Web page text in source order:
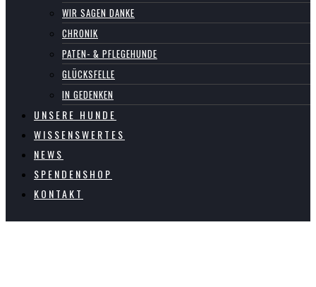
WIR SAGEN DANKE
CHRONIK
PATEN- & PFLEGEHUNDE
GLÜCKSFELLE
IN GEDENKEN
UNSERE HUNDE
WISSENSWERTES
NEWS
SPENDENSHOP
KONTAKT